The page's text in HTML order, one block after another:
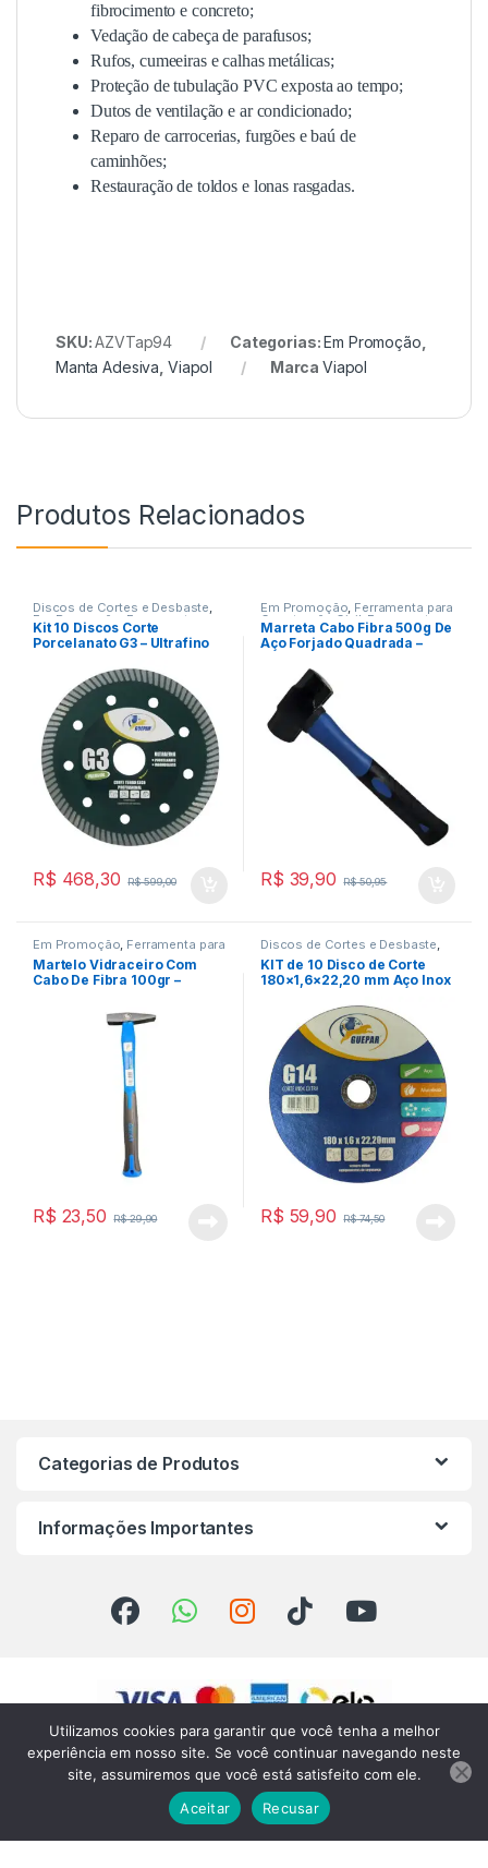
fibrocimento e concreto;
Vedação de cabeça de parafusos;
Rufos, cumeeiras e calhas metálicas;
Proteção de tubulação PVC exposta ao tempo;
Dutos de ventilação e ar condicionado;
Reparo de carrocerias, furgões e baú de
caminhões;
Restauração de toldos e lonas rasgadas.
SKU:AZVTap94 Categorias:Em Promoção
Manta Adesiva Viapol Marca Viapol
Produtos Relacionados
Discos de Cortes e Desbaste,
Em Promoção ,Ferramentas
Kit 10 Discos Corte
Porcelanato G3 – Ultrafino
R$ 468,30 R$599,00
Em Promoção, Ferramenta para
Construção Civil,Ferramentas
Marreta Cabo Fibra 500g De
Aço Forjado Quadrada –
R$ 39,90 R$50,95
Em Promoção, Ferramenta para
Construção Civil Ferramentas
Martelo Vidraceiro Com
Cabo De Fibra 100gr –
R$ 23,50 R$29,90
Discos de Cortes e Desbaste,
Em Promoção Ferramentas
KIT de 10 Disco de Corte
180×1,6×22,20 mm Aço Inox
R$ 59,90 R$74,50
Categorias de Produtos
Informações Importantes
Utilizamos cookies para garantir que você tenha a melhor
experiência em nosso site. Se você continuar navegando neste
site, assumiremos que você está satisfeito com ele.
Aceitar
Recusar